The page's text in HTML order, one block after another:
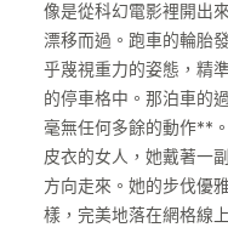
像是從科幻電影裡開出
漂移而過。跑車的輪胎
乎蔑視重力的姿態，精
的停車格中。那泊車的
毫無任何多餘的動作**
皮衣的女人，她戴著一
方向走來。她的步伐優
樣，完美地落在網格線